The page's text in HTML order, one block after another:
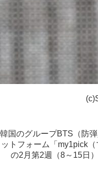
韓国のグループBTS（防
ットフォーム「my1pick
の2月第2週（8～15日